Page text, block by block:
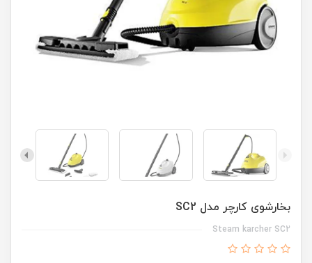
بخارشوی کارچر مدل SC2
Steam karcher SC2